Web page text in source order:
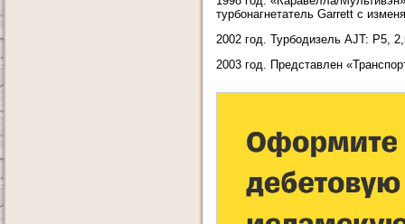
турбонагнетатель Garrett с
2002 год. Турбодизель AJT: Р5,
2003 год. Представлен